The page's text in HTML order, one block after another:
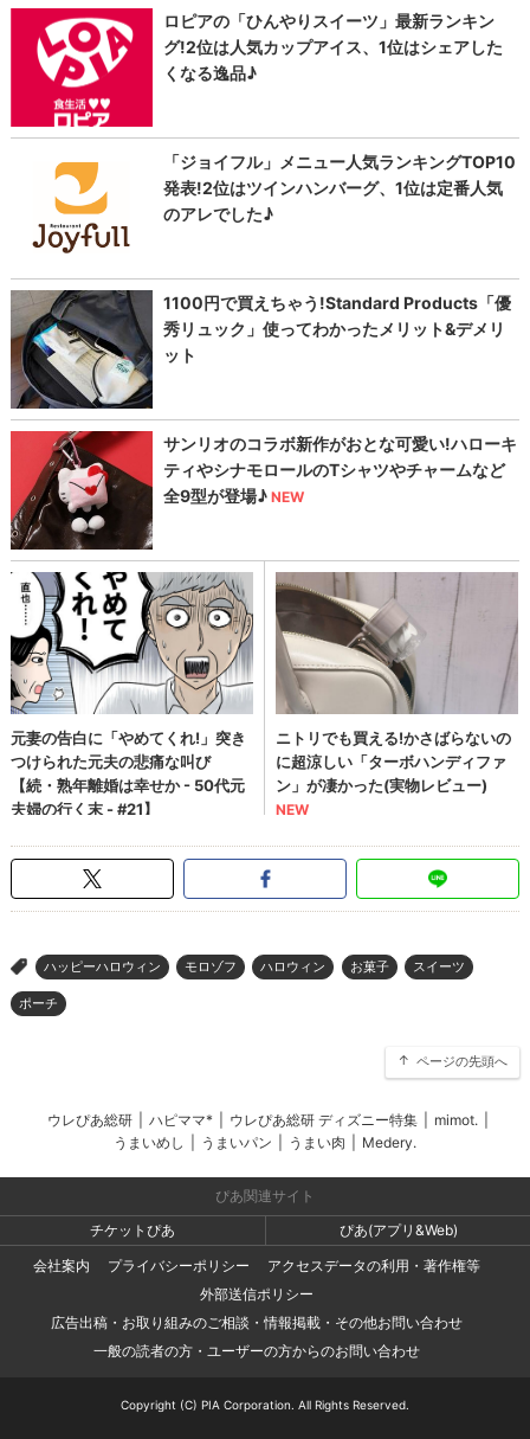
> ハッピーハロウィン モロゾフ ハロウィン お菓子 スイーツ
ポーチ
ページの先頭へ
ウレぴあ総研 ハピママ* ウレぴあ総研 ディズニー特集 mimot.
うまいめし
うまいパン うまい肉 Medery.
ぴあ関連サイト
チケットぴあ
ぴあ(アプリ&Web)
会社案内
プライバシーポリシー
アクセスデータの利用・著作権等
外部送信ポリシー
広告出稿・お取り組みのご相談・情報掲載・その他お問い合わせ
一般の読者の方・ユーザーの方からのお問い合わせ
Copyright (C) PIA Corporation. All Rights Reserved.